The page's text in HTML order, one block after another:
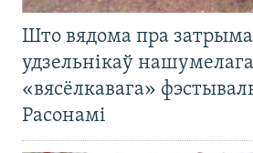
Што вядома пра
удзельнікаў нашумелага
«вясёлкавага»
Расонамі